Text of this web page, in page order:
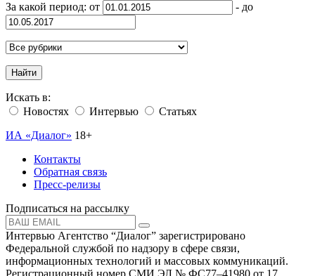
За какой период: от - до
Найти
Искать в:
Новостях
Интервью
Статьях
ИА «Диалог» 18+
Контакты
Обратная связь
Пресс-релизы
Подписаться на рассылку
Интервью Агентство “Диалог” зарегистрировано
Федеральной службой по надзору в сфере связи,
информационных технологий и массовых коммуникаций.
Регистрационный номер СМИ ЭЛ № ФС77–41980 от 17